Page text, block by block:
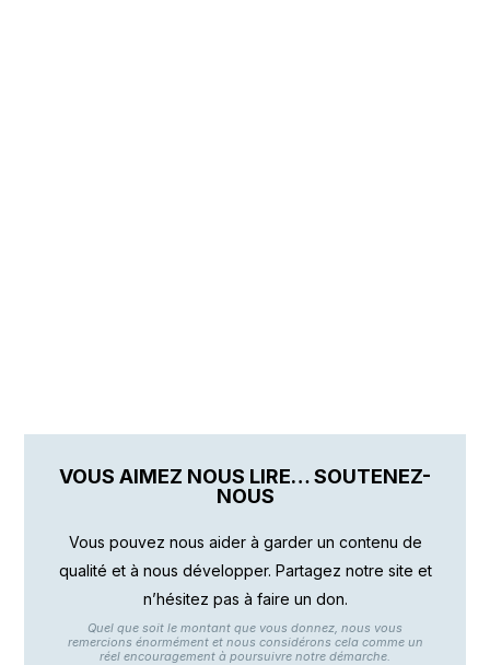
VOUS AIMEZ NOUS LIRE… SOUTENEZ-
NOUS
Vous pouvez nous aider à garder un contenu de
qualité et à nous développer. Partagez notre site et
n’hésitez pas à faire un don.
Quel que soit le montant que vous donnez, nous vous
remercions énormément et nous considérons cela comme un
réel encouragement à poursuivre notre démarche.